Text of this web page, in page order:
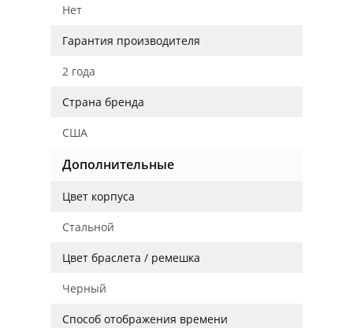
Нет
Гарантия производителя
2 года
Страна бренда
США
Дополнительные
Цвет корпуса
Стальной
Цвет браслета / ремешка
Черный
Способ отображения времени